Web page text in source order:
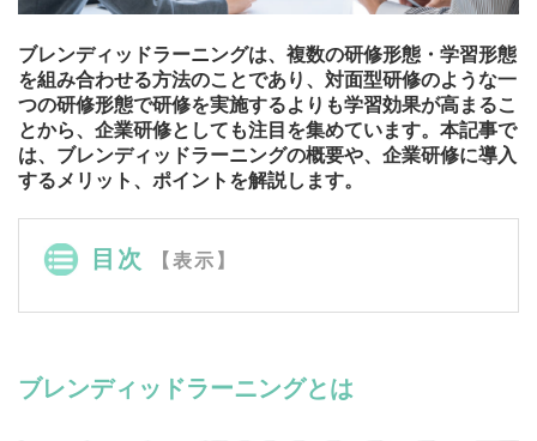
ブレンディッドラーニングは、複数の研修形態・学習形態
を組み合わせる方法のことであり、対面型研修のような一
つの研修形態で研修を実施するよりも学習効果が高まるこ
とから、企業研修としても注目を集めています。本記事で
は、ブレンディッドラーニングの概要や、企業研修に導入
するメリット、ポイントを解説します。
目次 【表示】
ブレンディッドラーニングとは